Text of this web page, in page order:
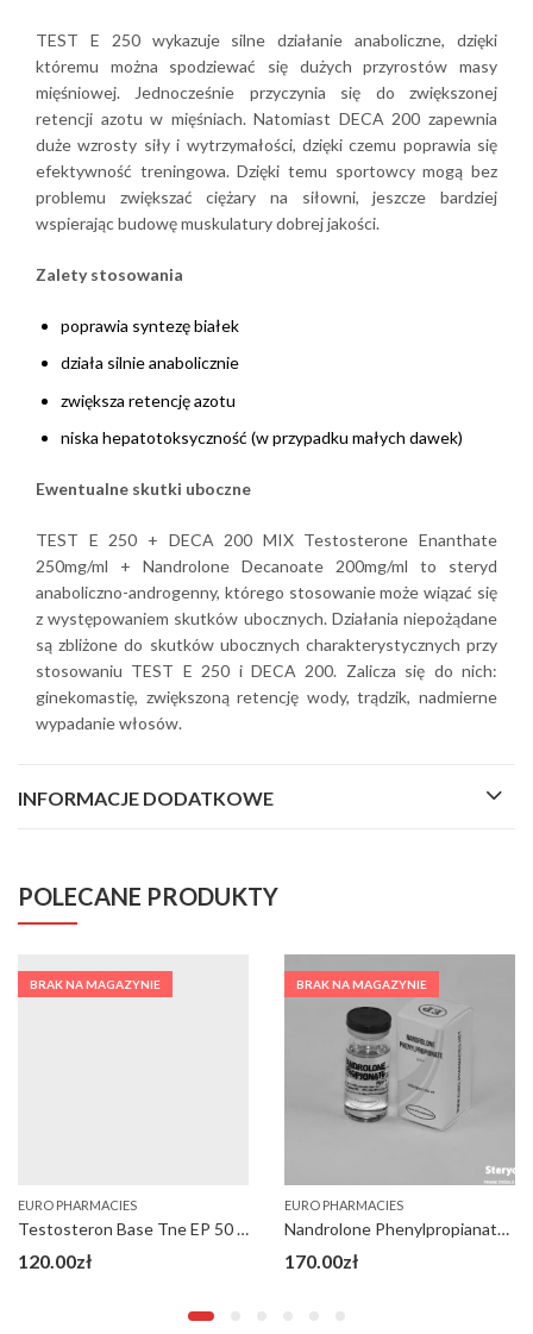
TEST E 250 wykazuje silne działanie anaboliczne, dzięki
któremu można spodziewać się dużych przyrostów masy
mięśniowej. Jednocześnie przyczynia się do zwiększonej
retencji azotu w mięśniach. Natomiast DECA 200 zapewnia
duże wzrosty siły i wytrzymałości, dzięki czemu poprawia się
efektywność treningowa. Dzięki temu sportowcy mogą bez
problemu zwiększać ciężary na siłowni, jeszcze bardziej
wspierając budowę muskulatury dobrej jakości.
Zalety stosowania
poprawia syntezę białek
działa silnie anabolicznie
zwiększa retencję azotu
niska hepatotoksyczność (w przypadku małych dawek)
Ewentualne skutki uboczne
TEST E 250 + DECA 200 MIX Testosterone Enanthate
250mg/ml + Nandrolone Decanoate 200mg/ml to steryd
anaboliczno-androgenny, którego stosowanie może wiązać się
z występowaniem skutków ubocznych. Działania niepożądane
są zbliżone do skutków ubocznych charakterystycznych przy
stosowaniu TEST E 250 i DECA 200. Zalicza się do nich:
ginekomastię, zwiększoną retencję wody, trądzik, nadmierne
wypadanie włosów.
INFORMACJE DODATKOWE
POLECANE PRODUKTY
BRAK NA MAGAZYNIE
PHARMACIES
Testosteron Base Tne EP 50 mg/ml x 10 ml
zł
BRAK NA MAGAZYNIE
EURO PHARMACIES
Nandrolone Phenylpropianate NPP (szybka deka)
170.00zł